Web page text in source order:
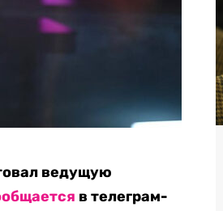
ведущую
в телеграм-